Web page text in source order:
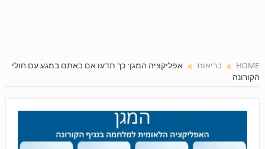
HOME בריאות
אפליקציה המגן: כך תדעו אם באתם במגע עם חולי
הקורונה